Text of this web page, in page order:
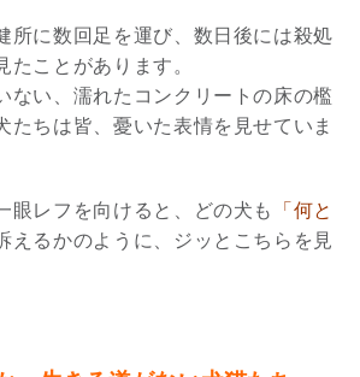
所に数回足を運び、数日後には殺処
ことがあります。
ない、濡れたコンクリートの床の檻
たちは皆、憂いた表情を見せていま
眼レフを向けると、どの犬も
「何と
えるかのように、ジッとこちらを見